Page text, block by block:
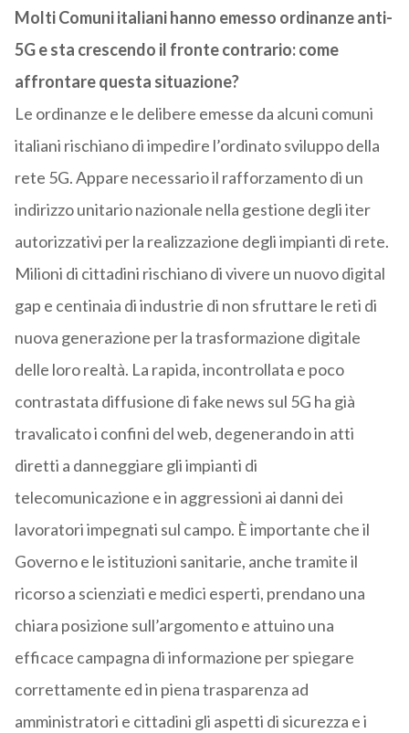
Molti Comuni italiani hanno emesso ordinanze anti-
5G e sta crescendo il fronte contrario: come
affrontare questa situazione?
Le ordinanze e le delibere emesse da alcuni comuni
italiani rischiano di impedire l’ordinato sviluppo della
rete 5G. Appare necessario il rafforzamento di un
indirizzo unitario nazionale nella gestione degli iter
autorizzativi per la realizzazione degli impianti di rete.
Milioni di cittadini rischiano di vivere un nuovo digital
gap e centinaia di industrie di non sfruttare le reti di
nuova generazione per la trasformazione digitale
delle loro realtà. La rapida, incontrollata e poco
contrastata diffusione di fake news sul 5G ha già
travalicato i confini del web, degenerando in atti
diretti a danneggiare gli impianti di
telecomunicazione e in aggressioni ai danni dei
lavoratori impegnati sul campo. È importante che il
Governo e le istituzioni sanitarie, anche tramite il
ricorso a scienziati e medici esperti, prendano una
chiara posizione sull’argomento e attuino una
efficace campagna di informazione per spiegare
correttamente ed in piena trasparenza ad
amministratori e cittadini gli aspetti di sicurezza e i